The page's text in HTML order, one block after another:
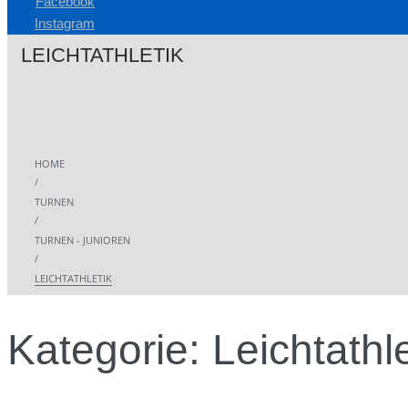
Instagram
LEICHTATHLETIK
HOME
/
TURNEN
/
TURNEN - JUNIOREN
/
LEICHTATHLETIK
Kategorie: